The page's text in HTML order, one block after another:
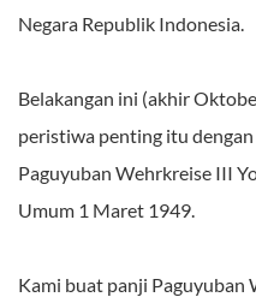
Negara Republik Indonesia.
Belakangan ini (akhir
peristiwa penting itu
Paguyuban Wehrkreise III
Umum 1 Maret 1949.
Kami buat panji Paguyuban